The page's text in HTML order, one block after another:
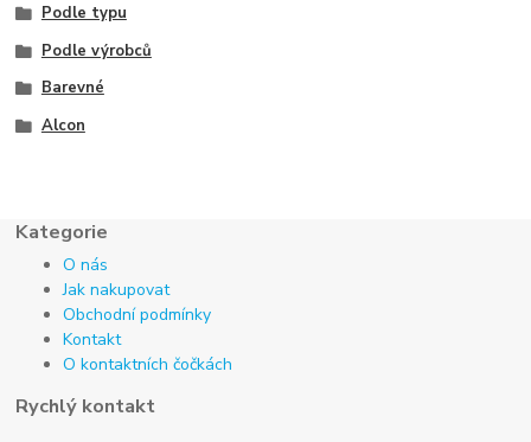
Podle typu
Podle výrobců
Barevné
Alcon
Kategorie
O nás
Jak nakupovat
Obchodní podmínky
Kontakt
O kontaktních čočkách
Rychlý kontakt